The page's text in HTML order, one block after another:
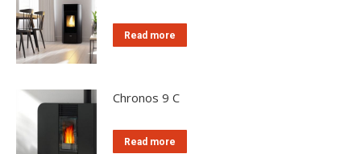
Read more
Chronos 9 C
Read more